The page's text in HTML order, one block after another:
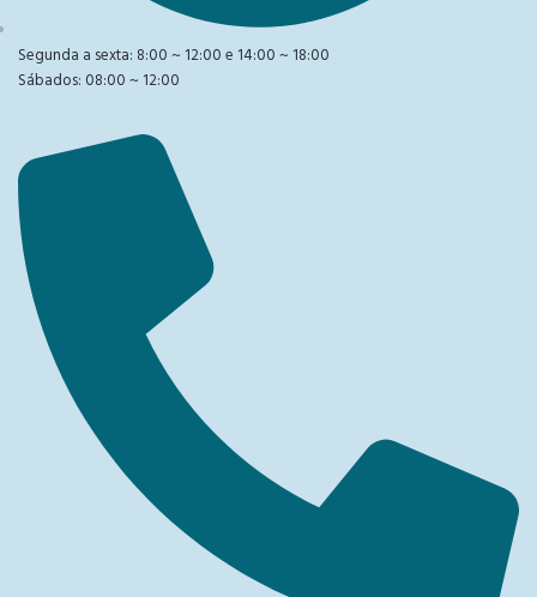
Segunda a sexta: 8:00 ~ 12:00 e 14:00 ~ 18:00
Sábados: 08:00 ~ 12:00